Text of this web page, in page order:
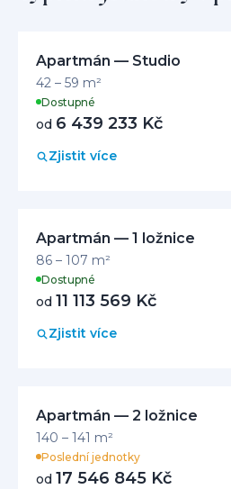
Apartmán — Studio
42 – 59 m²
Dostupné
od 6 439 233 Kč
Zjistit více
Apartmán — 1 ložnice
86 – 107 m²
Dostupné
od 11 113 569 Kč
Zjistit více
Apartmán — 2 ložnice
140 – 141 m²
Poslední jednotky
od 17 546 845 Kč